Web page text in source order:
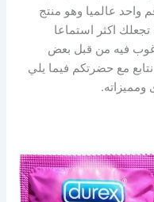
واحد عالميا وهو منتج
اكثر استماعا
فيه من قبل بعض
مع حضرتكم فيما يلي
ومميزاته.